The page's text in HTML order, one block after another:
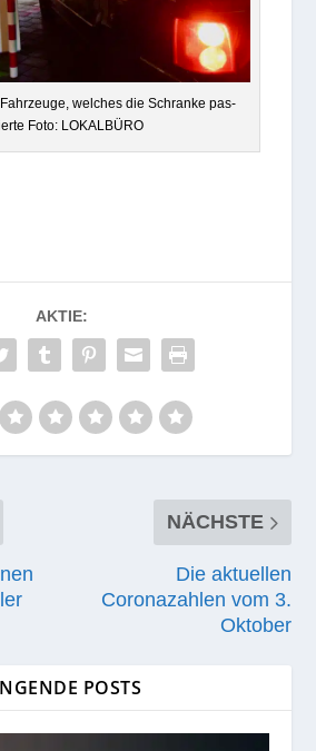
wel­ches die Schranke pas­
Foto: LOKALBÜRO
AKTIE:
NÄCHSTE
Die aktuellen
Coronazahlen vom 3.
Oktober
POSTS